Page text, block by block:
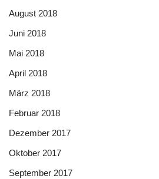
August 2018
Juni 2018
Mai 2018
April 2018
März 2018
Februar 2018
Dezember 2017
Oktober 2017
September 2017